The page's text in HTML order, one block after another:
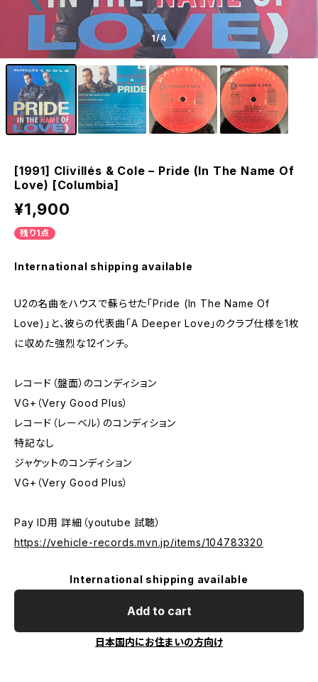
1/4
[1991] Clivillés & Cole – Pride (In The Name Of
Love) [Columbia]
¥1,900
残り1点
International shipping available
U2の名曲をハウスで蘇らせた「Pride (In The Name Of
Love)」と、彼らの代表曲「A Deeper Love」のクラブ仕様を1枚
に収めた強烈な12インチ。
レコード（盤面）のコンディション
VG+（Very Good Plus）
レコード（レーベル）のコンディション
特記なし
ジャケットのコンディション
VG+（Very Good Plus）
Pay ID用 詳細（youtube 試聴）
https://vehicle-records.mvn.jp/items/104783320
International shipping available
Add to cart
日本国内にお住まいの方向け